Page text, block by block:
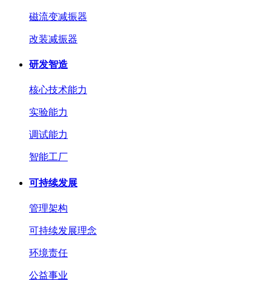
磁流变减振器
改装减振器
研发智造
核心技术能力
实验能力
调试能力
智能工厂
可持续发展
管理架构
可持续发展理念
环境责任
公益事业